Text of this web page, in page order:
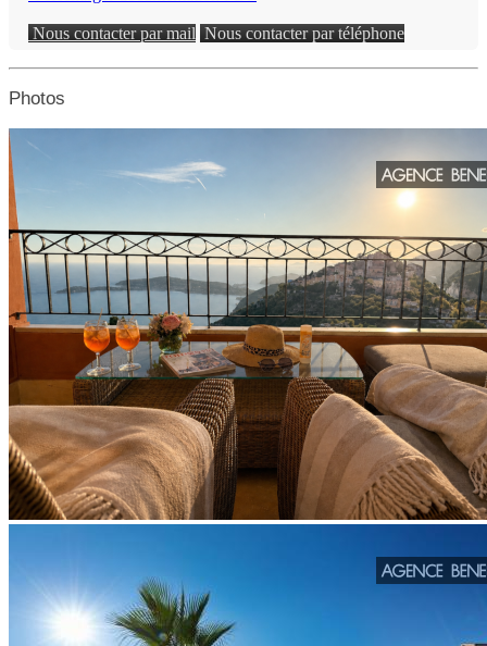
Nous contacter par mail Nous contacter par téléphone
Photos